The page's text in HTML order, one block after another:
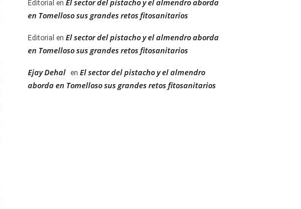
Editorial en El sector del pistacho y el almendro aborda
en Tomelloso sus grandes retos fitosanitarios
Editorial en El sector del pistacho y el almendro aborda
en Tomelloso sus grandes retos fitosanitarios
Ejay Dehal en El sector del pistacho y el almendro
aborda en Tomelloso sus grandes retos fitosanitarios